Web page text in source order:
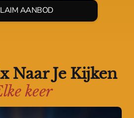
AANBOD
Naar Je Kijken
keer